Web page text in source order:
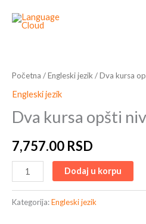
Početna /Engleski jezik / Dva kursa
Engleski jezik
Dva kursa opšti
7,757.00 RSD
opšti
nivo
na
rate
količina
Dodaj u korpu
Kategorija:Engleski jezik